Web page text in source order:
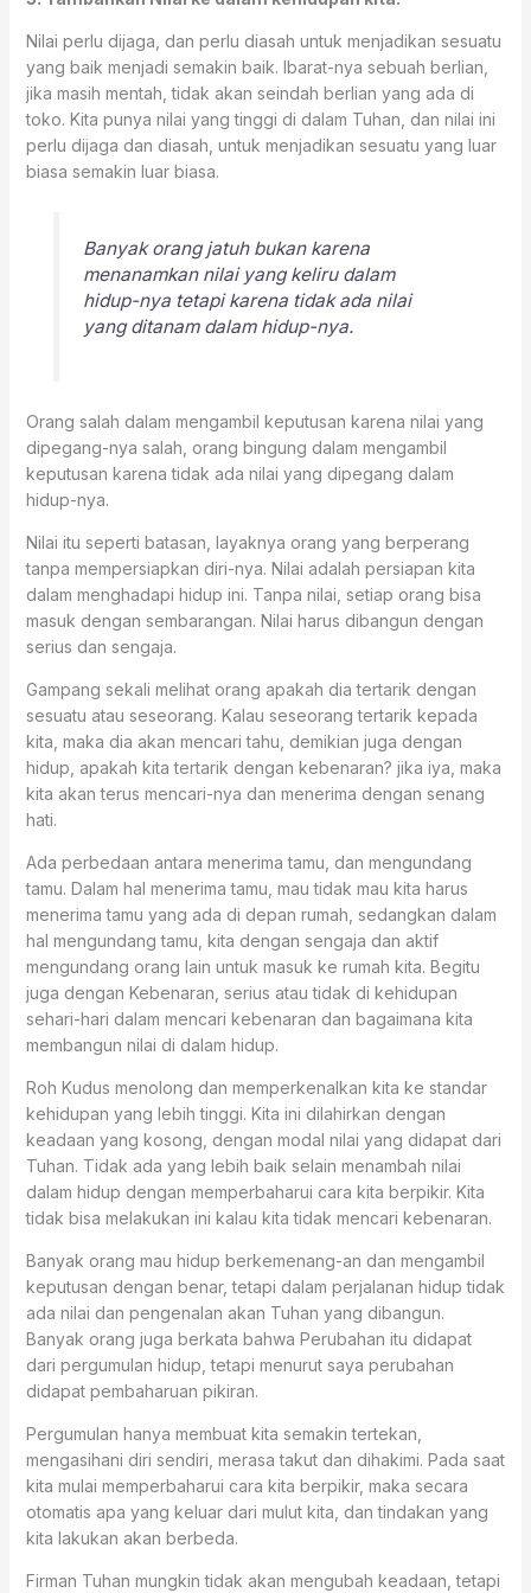
Nilai perlu dijaga, dan perlu diasah untuk menjadikan sesuatu
yang baik menjadi semakin baik. Ibarat-nya sebuah berlian,
jika masih mentah, tidak akan seindah berlian yang ada di
toko. Kita punya nilai yang tinggi di dalam Tuhan, dan nilai ini
perlu dijaga dan diasah, untuk menjadikan sesuatu yang luar
biasa semakin luar biasa.
Banyak orang jatuh bukan karena
menanamkan nilai yang keliru dalam
hidup-nya tetapi karena tidak ada nilai
yang ditanam dalam hidup-nya.
Orang salah dalam mengambil keputusan karena nilai yang
dipegang-nya salah, orang bingung dalam mengambil
keputusan karena tidak ada nilai yang dipegang dalam
hidup-nya.
Nilai itu seperti batasan, layaknya orang yang berperang
tanpa mempersiapkan diri-nya. Nilai adalah persiapan kita
dalam menghadapi hidup ini. Tanpa nilai, setiap orang bisa
masuk dengan sembarangan. Nilai harus dibangun dengan
serius dan sengaja.
Gampang sekali melihat orang apakah dia tertarik dengan
sesuatu atau seseorang. Kalau seseorang tertarik kepada
kita, maka dia akan mencari tahu, demikian juga dengan
hidup, apakah kita tertarik dengan kebenaran? jika iya, maka
kita akan terus mencari-nya dan menerima dengan senang
hati.
Ada perbedaan antara menerima tamu, dan mengundang
tamu. Dalam hal menerima tamu, mau tidak mau kita harus
menerima tamu yang ada di depan rumah, sedangkan dalam
hal mengundang tamu, kita dengan sengaja dan aktif
mengundang orang lain untuk masuk ke rumah kita. Begitu
juga dengan Kebenaran, serius atau tidak di kehidupan
sehari-hari dalam mencari kebenaran dan bagaimana kita
membangun nilai di dalam hidup.
Roh Kudus menolong dan memperkenalkan kita ke standar
kehidupan yang lebih tinggi. Kita ini dilahirkan dengan
keadaan yang kosong, dengan modal nilai yang didapat dari
Tuhan. Tidak ada yang lebih baik selain menambah nilai
dalam hidup dengan memperbaharui cara kita berpikir. Kita
tidak bisa melakukan ini kalau kita tidak mencari kebenaran.
Banyak orang mau hidup berkemenang-an dan mengambil
keputusan dengan benar, tetapi dalam perjalanan hidup tidak
ada nilai dan pengenalan akan Tuhan yang dibangun.
Banyak orang juga berkata bahwa Perubahan itu didapat
dari pergumulan hidup, tetapi menurut saya perubahan
didapat pembaharuan pikiran.
Pergumulan hanya membuat kita semakin tertekan,
mengasihani diri sendiri, merasa takut dan dihakimi. Pada saat
kita mulai memperbaharui cara kita berpikir, maka secara
otomatis apa yang keluar dari mulut kita, dan tindakan yang
kita lakukan akan berbeda.
Firman Tuhan mungkin tidak akan mengubah keadaan, tetapi